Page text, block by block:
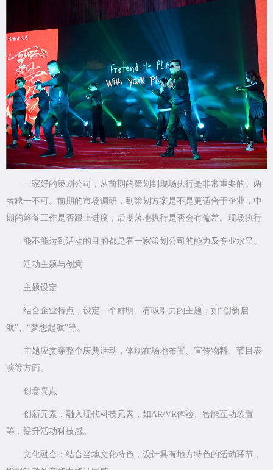
一家好的策划公司，从前期的策划到现场执行是非常重要的。两
者缺一不可。前期的市场调研，到策划方案是不是更适合于企业，中
期的筹备工作是否跟上进度，后期落地执行是否会有偏差。现场执行
能不能达到活动的目的都是看一家策划公司的能力及专业水平。
活动主题与创意
主题设定
结合企业特点，设定一个鲜明、有吸引力的主题，如“创新启
航”、“梦想起航”等。
主题应贯穿整个庆典活动，体现在场地布置、宣传物料、节目表
演等方面。
创意亮点
创新元素：融入现代科技元素，如AR/VR体验、智能互动装置
等，提升活动科技感。
文化融合：结合当地文化特色，设计具有地方特色的活动环节，